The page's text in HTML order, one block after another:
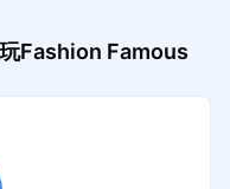
Fashion Famous